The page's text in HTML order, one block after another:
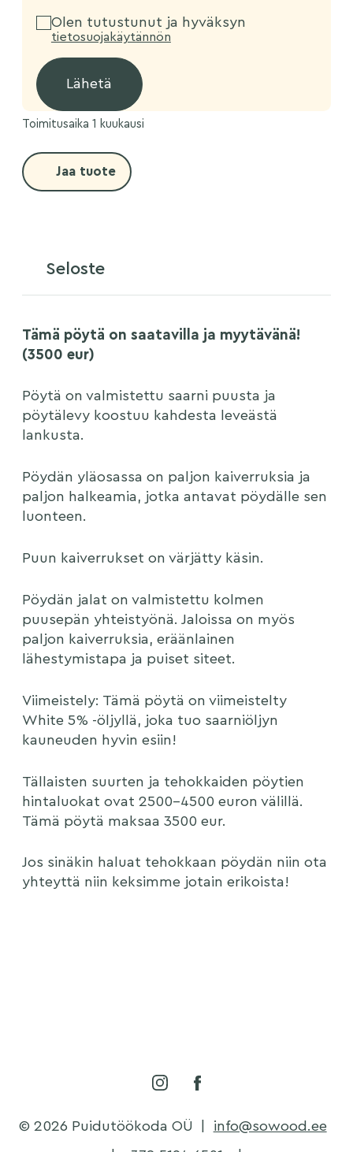
Olen tutustunut ja hyväksyn
tietosuojakäytännön
Toimitusaika 1 kuukausi
Jaa tuote
Seloste
Tämä pöytä on saatavilla ja myytävänä!
(3500 eur)
Pöytä on valmistettu saarni puusta ja
pöytälevy koostuu kahdesta leveästä
lankusta.
Pöydän yläosassa on paljon kaiverruksia ja
paljon halkeamia, jotka antavat pöydälle sen
luonteen.
Puun kaiverrukset on värjätty käsin.
Pöydän jalat on valmistettu kolmen
puusepän yhteistyönä. Jaloissa on myös
paljon kaiverruksia, eräänlainen
lähestymistapa ja puiset siteet.
Viimeistely: Tämä pöytä on viimeistelty
White 5% -öljyllä, joka tuo saarniöljyn
kauneuden hyvin esiin!
Tällaisten suurten ja tehokkaiden pöytien
hintaluokat ovat 2500-4500 euron välillä.
Tämä pöytä maksaa 3500 eur.
Jos sinäkin haluat tehokkaan pöydän niin ota
yhteyttä niin keksimme jotain erikoista!
© 2026 Puidutöökoda OÜ
info@sowood.ee